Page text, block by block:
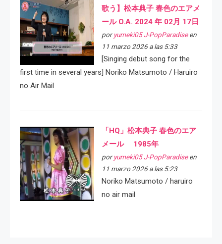
歌う】松本典子 春色のエアメ
ール O.A. 2024 年 02月 17日
por yumeki05 J-PopParadiseen
11 marzo 2026 a las 5:33
[Singing debut song for the
first time in several years] Noriko Matsumoto / Haruiro
no Air Mail
「HQ」松本典子 春色のエア
メール 1985年
por yumeki05 J-PopParadiseen
11 marzo 2026 a las 5:23
Noriko Matsumoto / haruiro
no air mail